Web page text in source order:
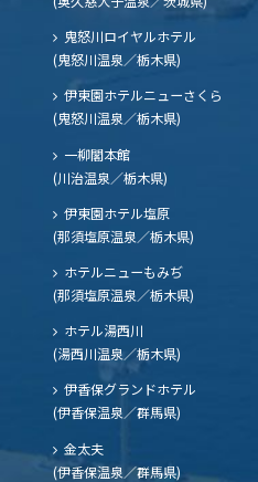
鬼怒川ロイヤルホテル
(鬼怒川温泉／栃木県)
伊東園ホテルニューさくら
(鬼怒川温泉／栃木県)
一柳閣本館
(川治温泉／栃木県)
伊東園ホテル塩原
(那須塩原温泉／栃木県)
ホテルニューもみぢ
(那須塩原温泉／栃木県)
ホテル湯西川
(湯西川温泉／栃木県)
伊香保グランドホテル
(伊香保温泉／群馬県)
金太夫
(伊香保温泉／群馬県)